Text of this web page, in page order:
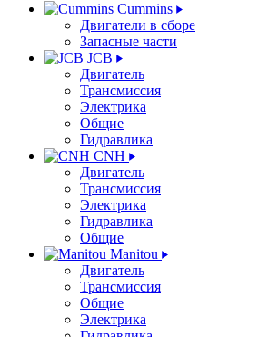
Cummins
Двигатели в сборе
Запасные части
JCB
Двигатель
Трансмиссия
Электрика
Общие
Гидравлика
CNH
Двигатель
Трансмиссия
Электрика
Гидравлика
Общие
Manitou
Двигатель
Трансмиссия
Общие
Электрика